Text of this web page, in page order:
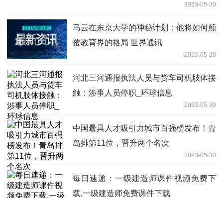
2023-05-30
马云在东京大学的神秘计划：他将如何颠
覆教育界的格局 世界通讯
2023-05-30
河北三河通报执法人员与货车司机肢体接
触：涉事人员停职_环球信息
2023-05-30
中国最具人才吸引力城市百强榜发布！青
岛排第11位，晋升两个名次
2023-05-30
每日速递：一级建造师课件视频免费下
载,一级建造师免费课件下载